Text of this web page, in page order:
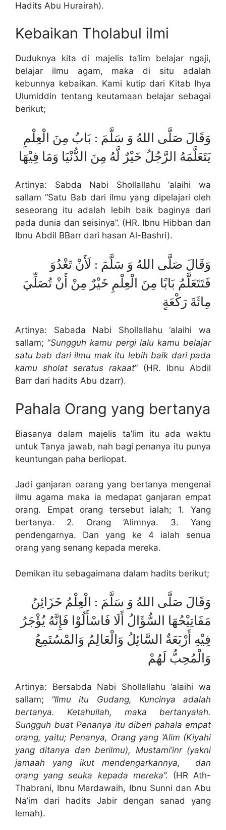
Hadits Abu Hurairah).
Kebaikan Tholabul ilmi
Duduknya kita di majelis ta’lim belajar ngaji,
belajar ilmu agam, maka di situ adalah
kebunnya kebaikan. Kami kutip dari Kitab Ihya
Ulumiddin tentang keutamaan belajar sebagai
berikut;
وَقَالَ صَلَّى اللهُ وَ سَلَّمَ : بَابٌ مِنَ الْعِلْمِ
يَتَعَلَّمَهُ الرَّجُلُ خَيْرٌ لَّهُ مِنَ الدُّنْيَا وَمَا فِيْهَا
Artinya: Sabda Nabi Shollallahu ‘alaihi wa
sallam “Satu Bab dari ilmu yang dipelajari oleh
seseorang itu adalah lebih baik baginya dari
pada dunia dan seisinya”. (HR. Ibnu Hibban dan
Ibnu Abdil BBarr dari hasan Al-Bashri).
وَقَالَ صَلَّى اللهُ وَ سَلَّمَ : لَأَنْ تَغْدُوَ
فَتَتَعَلَّمُ بَابًا مِنَ الْعِلْمِ خَيْرٌ مِنْ أَنْ تُصَلِّيَ
مِائَةَ رَكْعَةٍ
Artinya: Sabada Nabi Shollallahu ‘alaihi wa
sallam; “Sungguh kamu pergi lalu kamu belajar
satu bab dari ilmu mak itu lebih baik dari pada
kamu sholat seratus rakaat” (HR. Ibnu Abdil
Barr dari hadits Abu dzarr).
Pahala Orang yang bertanya
Biasanya dalam majelis ta’lim itu ada waktu
untuk Tanya jawab, nah bagi penanya itu punya
keuntungan paha berliopat.
Jadi ganjaran oarang yang bertanya mengenai
ilmu agama maka ia medapat ganjaran empat
orang. Empat orang tersebut ialah; 1. Yang
bertanya. 2. Orang ‘Alimnya. 3. Yang
pendengarnya. Dan yang ke 4 ialah senua
orang yang senang kepada mereka.
Demikan itu sebagaimana dalam hadits berikut;
وَقَالَ صَلَّى اللهُ وَ سَلَّمَ : الْعِلْمُ خَزَائِنُ
مَفَاتِيْحُهَا السُّؤَالُ أَلَا فَاسْأَلُوْا فَإِنَّهُ يُؤْجَرُ
فِيْهِ أَرْبَعَةٌ السَّائِلُ وَالْعَالِمُ وَالمْسُتَمِعُ
وَالْمُحِبُّ لَهُمْ
Artinya: Bersabda Nabi Shollallahu ‘alaihi wa
sallam; “Ilmu itu Gudang, Kuncinya adalah
bertanya. Ketahuilah, maka bertanyalah.
Sungguh buat Penanya itu diberi pahala empat
orang, yaitu; Penanya, Orang yang ‘Alim (Kiyahi
yang ditanya dan berilmu), Mustami’inr (yakni
jamaah yang ikut mendengarkannya, dan
orang yang seuka kepada mereka”. (HR Ath-
Thabrani, Ibnu Mardawaih, Ibnu Sunni dan Abu
Na’im dari hadits Jabir dengan sanad yang
lemah).